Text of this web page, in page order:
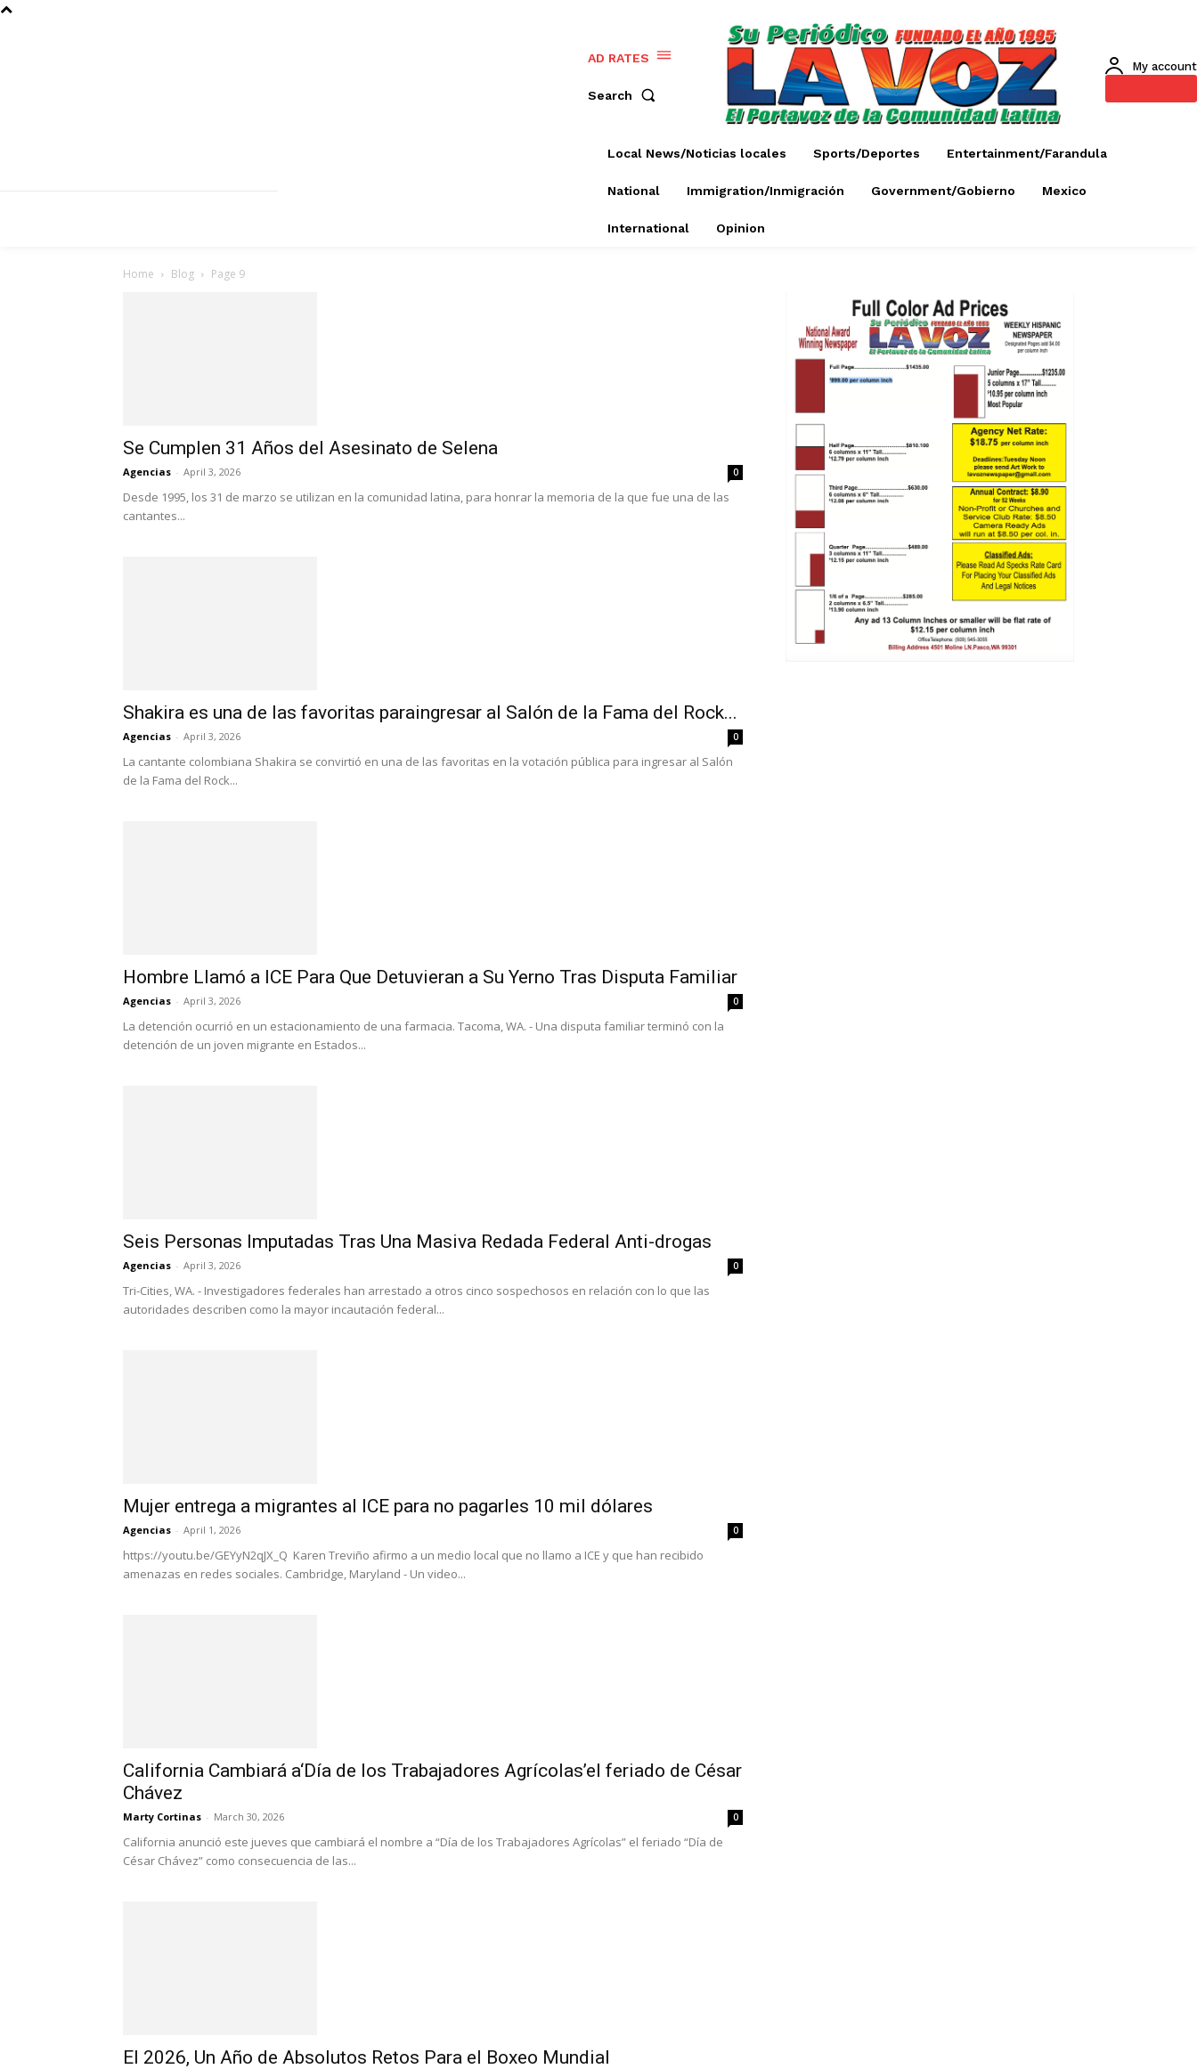
AD RATES
Search
My account
Local News/Noticias locales Sports/Deportes Entertainment/Farandula
National Immigration/Inmigración Government/Gobierno Mexico
International Opinion
Home Blog Page 9
Se Cumplen 31 Años del Asesinato de Selena
Agencias - April 3, 2026 0
Desde 1995, los 31 de marzo se utilizan en la comunidad latina, para honrar la memoria de la que fue una de las
cantantes...
Shakira es una de las favoritas paraingresar al Salón de la Fama del Rock...
Agencias - April 3, 2026 0
La cantante colombiana Shakira se convirtió en una de las favoritas en la votación pública para ingresar al Salón
de la Fama del Rock...
Hombre Llamó a ICE Para Que Detuvieran a Su Yerno Tras Disputa Familiar
Agencias - April 3, 2026 0
La detención ocurrió en un estacionamiento de una farmacia. Tacoma, WA. - Una disputa familiar terminó con la
detención de un joven migrante en Estados...
Seis Personas Imputadas Tras Una Masiva Redada Federal Anti-drogas
Agencias - April 3, 2026 0
Tri-Cities, WA. - Investigadores federales han arrestado a otros cinco sospechosos en relación con lo que las
autoridades describen como la mayor incautación federal...
Mujer entrega a migrantes al ICE para no pagarles 10 mil dólares
Agencias - April 1, 2026 0
https://youtu.be/GEYyN2qJX_Q Karen Treviño afirmo a un medio local que no llamo a ICE y que han recibido
amenazas en redes sociales. Cambridge, Maryland - Un video...
California Cambiará a‘Día de los Trabajadores Agrícolas’el feriado de César
Chávez
Marty Cortinas - March 30, 2026 0
California anunció este jueves que cambiará el nombre a “Día de los Trabajadores Agrícolas” el feriado “Día de
César Chávez” como consecuencia de las...
El 2026, Un Año de Absolutos Retos Para el Boxeo Mundial